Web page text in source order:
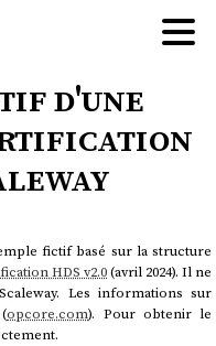
d'une
fictif basé sur la structure
HDS v2.0(avril 2024). Il ne
Les informations sur
opcore.com). Pour obtenir le